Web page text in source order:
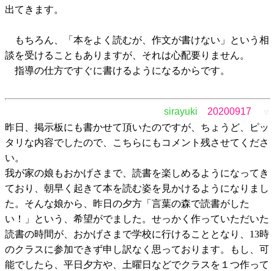
出てきます。
もちろん、「本をよく読むが、作文が書けない」という相
談を受けることもありますが、それは心配要りません。
指導の仕方ですぐに書けるようになるからです。
sirayuki 20200917 ▽
昨日、掲示板にも書かせて頂いたのですが、ちょうど、ピッ
タリな内容でしたので、こちらにもコメント残させてくださ
い。
我が家の娘もおかげさまで、読書を楽しめるようになってき
ており、朝早く起きて本を読む姿を見かけるようになりまし
た。そんな娘から、昨日の夕方「言葉の森で読書がした
い！」という、希望がでました。せっかく作っていただいた
読書の時間が、おかげさまで学校に行けることとなり、13時
のクラスに参加できず申し訳なく思っております。もし、可
能でしたら、平日夕方や、土曜日などでクラスを１つ作って